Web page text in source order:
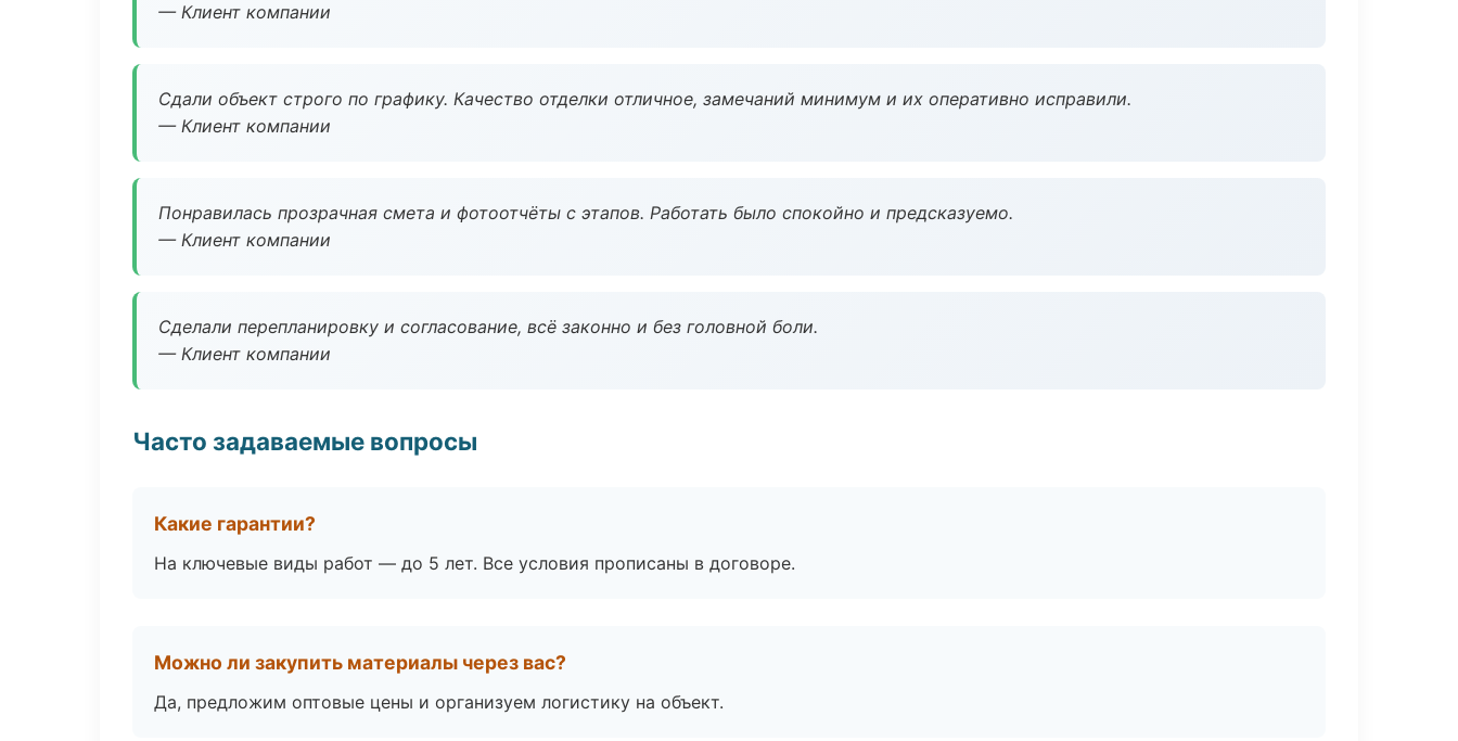
— Клиент компании
Сдали объект строго по графику. Качество отделки отличное, замечаний минимум и их оперативно исправили.
— Клиент компании
Понравилась прозрачная смета и фотоотчёты с этапов. Работать было спокойно и предсказуемо.
— Клиент компании
Сделали перепланировку и согласование, всё законно и без головной боли.
— Клиент компании
Часто задаваемые вопросы
Какие гарантии?
На ключевые виды работ — до 5 лет. Все условия прописаны в договоре.
Можно ли закупить материалы через вас?
Да, предложим оптовые цены и организуем логистику на объект.